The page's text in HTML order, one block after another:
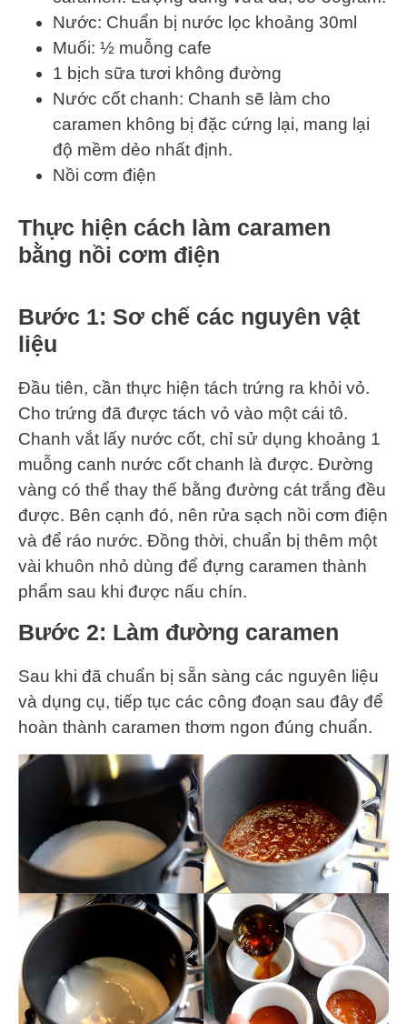
Nước: Chuẩn bị nước lọc khoảng 30ml
Muối: ½ muỗng cafe
1 bịch sữa tươi không đường
Nước cốt chanh: Chanh sẽ làm cho
caramen không bị đặc cứng lại, mang lại
độ mềm dẻo nhất định.
Nồi cơm điện
Thực hiện cách làm caramen
bằng nồi cơm điện
Bước 1: Sơ chế các nguyên vật
liệu
Đầu tiên, cần thực hiện tách trứng ra khỏi vỏ.
Cho trứng đã được tách vỏ vào một cái tô.
Chanh vắt lấy nước cốt, chỉ sử dụng khoảng 1
muỗng canh nước cốt chanh là được. Đường
vàng có thể thay thế bằng đường cát trắng đều
được. Bên cạnh đó, nên rửa sạch nồi cơm điện
và để ráo nước. Đồng thời, chuẩn bị thêm một
vài khuôn nhỏ dùng để đựng caramen thành
phẩm sau khi được nấu chín.
Bước 2: Làm đường caramen
Sau khi đã chuẩn bị sẵn sàng các nguyên liệu
và dụng cụ, tiếp tục các công đoạn sau đây để
hoàn thành caramen thơm ngon đúng chuẩn.